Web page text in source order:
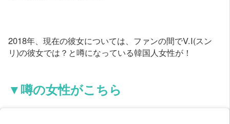
2018年、現在の彼女については、ファンの間でV.I(スン
リ)の彼女では？と噂になっている韓国人女性が！
▼噂の女性がこちら